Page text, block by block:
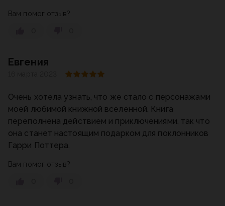
Вам помог отзыв?
Евгения
Очень хотела узнать, что же стало с персонажами
моей любимой книжной вселенной. Книга
переполнена действием и приключениями, так что
она станет настоящим подарком для поклонников
Гарри Поттера.
Вам помог отзыв?